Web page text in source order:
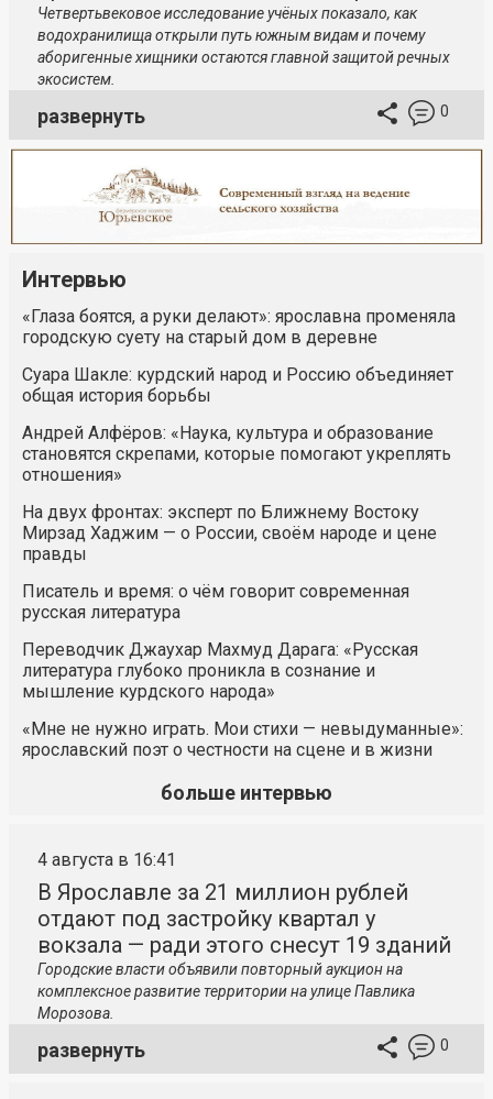
Четвертьвековое исследование учёных показало, как
водохранилища открыли путь южным видам и почему
аборигенные хищники остаются главной защитой речных
экосистем.
развернуть 0
Интервью
«Глаза боятся, а руки делают»: ярославна променяла
городскую суету на старый дом в деревне
Суара Шакле: курдский народ и Россию объединяет
общая история борьбы
Андрей Алфёров: «Наука, культура и образование
становятся скрепами, которые помогают укреплять
отношения»
На двух фронтах: эксперт по Ближнему Востоку
Мирзад Хаджим — о России, своём народе и цене
правды
Писатель и время: о чём говорит современная
русская литература
Переводчик Джаухар Махмуд Дарага: «Русская
литература глубоко проникла в сознание и
мышление курдского народа»
«Мне не нужно играть. Мои стихи — невыдуманные»:
ярославский поэт о честности на сцене и в жизни
больше интервью
4 августа в 16:41
В Ярославле за 21 миллион рублей
отдают под застройку квартал у
вокзала — ради этого снесут 19 зданий
Городские власти объявили повторный аукцион на
комплексное развитие территории на улице Павлика
Морозова.
развернуть 0